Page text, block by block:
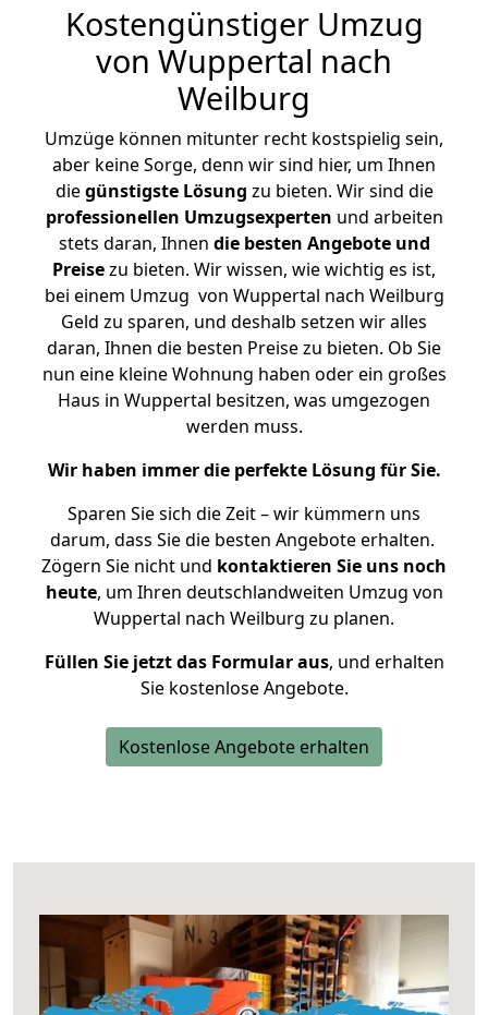
Kostengünstiger Umzug
von Wuppertal nach
Weilburg
Umzüge können mitunter recht kostspielig sein,
aber keine Sorge, denn wir sind hier, um Ihnen
diegünstigste Lösung zu bieten. Wir sind die
professionellen Umzugsexperten und arbeiten
stets daran, Ihnen die besten Angebote und
Preisezu bieten. Wir wissen, wie wichtig es ist,
bei einem Umzug von Wuppertal nach Weilburg
Geld zu sparen, und deshalb setzen wir alles
daran, Ihnen die besten Preise zu bieten. Ob Sie
nun eine kleine Wohnung haben oder ein großes
Haus in Wuppertal besitzen, was umgezogen
werden muss.
Wir haben immer die perfekte Lösung für Sie.
Sparen Sie sich die Zeit – wir kümmern uns
darum, dass Sie die besten Angebote erhalten.
Zögern Sie nicht und kontaktieren Sie uns noch
heute, um Ihren deutschlandweiten Umzug von
Wuppertal nach Weilburg zu planen.
Füllen Sie jetzt das Formular aus, und erhalten
Sie kostenlose Angebote.
Kostenlose Angebote erhalten